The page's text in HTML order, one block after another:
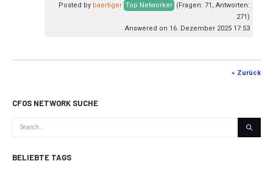
Posted by baertiger Top Networker (Fragen: 71, Antworten:
271)
Answered on 16. Dezember 2025 17:53
« Zurück
CFOS NETWORK SUCHE
BELIEBTE TAGS